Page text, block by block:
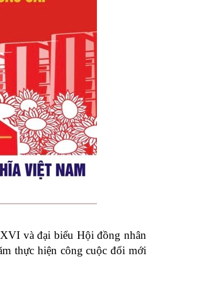
và đại biểu Hội đồng nhân
thực hiện công cuộc đổi mới